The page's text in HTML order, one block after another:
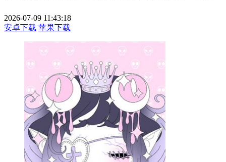
2026-07-09 11:43:18
安卓下载 苹果下载